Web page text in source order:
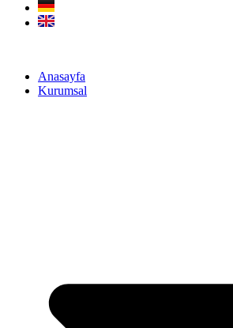
Anasayfa
Kurumsal